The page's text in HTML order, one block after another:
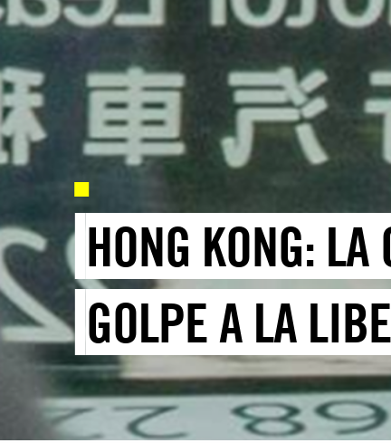
HONG KONG:
GOLPE A LA